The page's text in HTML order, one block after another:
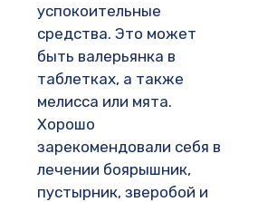
успокоительные
средства. Это может
быть валерьянка в
таблетках, а также
мелисса или мята.
Хорошо
зарекомендовали себя в
лечении боярышник,
пустырник, зверобой и